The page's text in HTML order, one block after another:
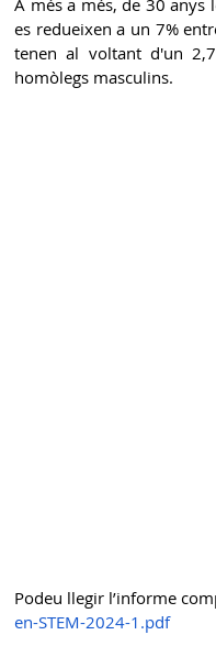
A més a més, de 30 anys
es redueixen a un 7%
tenen al voltant d'un
homòlegs masculins.
Podeu llegir l’informe
en-STEM-2024-1.pdf